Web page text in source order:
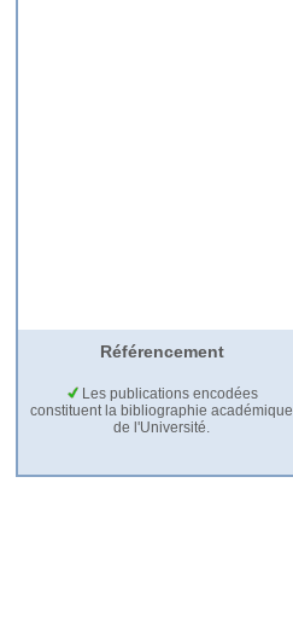
Référencement
Les publications encodées
constituent la bibliographie académique
de l'Université.